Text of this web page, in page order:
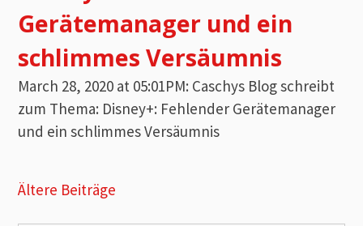
Gerätemanager und ein
schlimmes Versäumnis
March 28, 2020 at 05:01PM: Caschys Blog schreibt
zum Thema: Disney+: Fehlender Gerätemanager
und ein schlimmes Versäumnis
Beitragsnavigation
Ältere Beiträge